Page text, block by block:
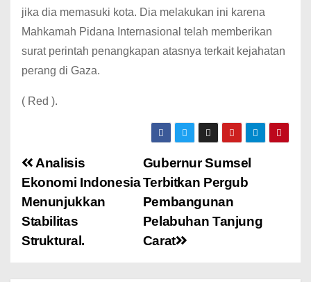
jika dia memasuki kota. Dia melakukan ini karena
Mahkamah Pidana Internasional telah memberikan
surat perintah penangkapan atasnya terkait kejahatan
perang di Gaza.
( Red ).
Gubernur Sumsel
Terbitkan Pergub
Pembangunan
Pelabuhan Tanjung
Carat
Analisis
Ekonomi Indonesia
Menunjukkan
Stabilitas
Struktural.